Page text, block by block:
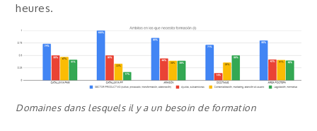
heures.
Domaines dans lesquels il y a un besoin de formation